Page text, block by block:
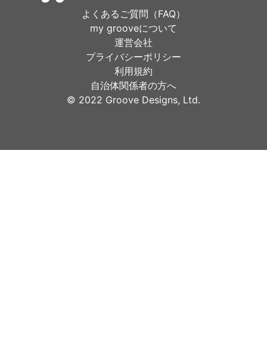
よくあるご質問（FAQ）
my grooveについて
運営会社
プライバシーポリシー
利用規約
自治体関係者の方へ
©︎ 2022 Groove Designs, Ltd.